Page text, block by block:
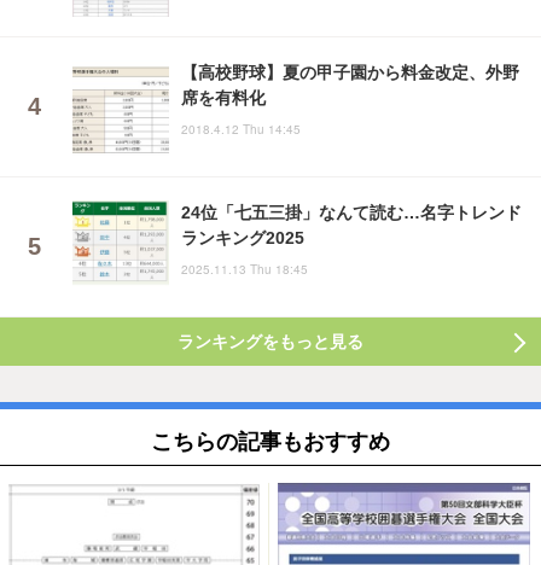
【高校野球】夏の甲子園から料金改定、外野
席を有料化
2018.4.12 Thu 14:45
24位「七五三掛」なんて読む…名字トレンド
ランキング2025
2025.11.13 Thu 18:45
ランキングをもっと見る
こちらの記事もおすすめ